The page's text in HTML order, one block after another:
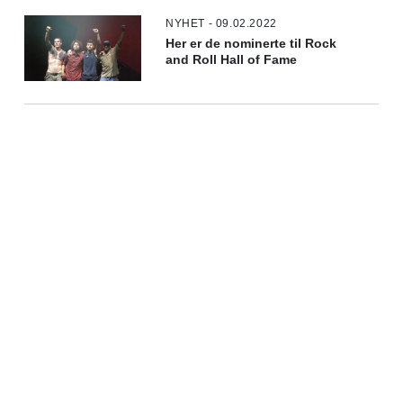
NYHET - 09.02.2022
Her er de nominerte til Rock
and Roll Hall of Fame